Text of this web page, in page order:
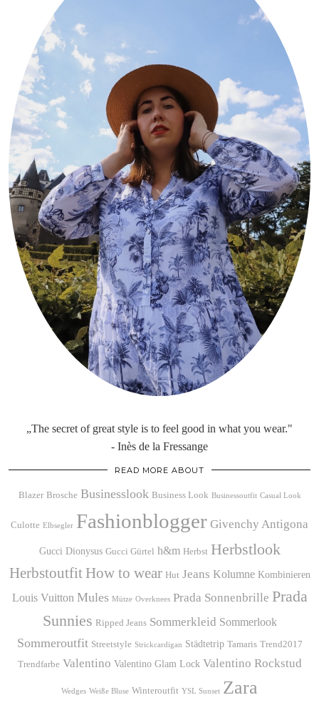
„The secret of great style is to feel good in what you wear."
- Inès de la Fressange
READ MORE ABOUT
Blazer Brosche Businesslook Business Look Businessoutfit Casual Look
Culotte Elbsegler Fashionblogger Givenchy Antigona
Gucci Dionysus Gucci Gürtel h&m Herbst Herbstlook
Herbstoutfit How to wear Hut Jeans Kolumne Kombinieren
Louis Vuitton Mules Mütze Overknees Prada Sonnenbrille Prada
Sunnies Ripped Jeans Sommerkleid Sommerlook
Sommeroutfit Streetstyle Strickcardigan Städtetrip Tamaris Trend2017
Trendfarbe Valentino Valentino Glam Lock Valentino Rockstud
Wedges Weiße Bluse Winteroutfit YSL Sunset Zara